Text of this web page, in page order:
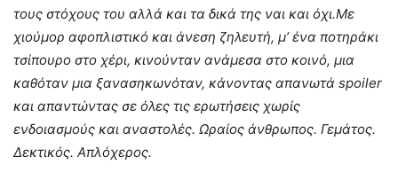
τους στόχους του αλλά και τα δικά της ναι και όχι.Με
χιούμορ αφοπλιστικό και άνεση ζηλευτή, μ’ ένα ποτηράκι
τσίπουρο στο χέρι, κινούνταν ανάμεσα στο κοινό, μια
καθόταν μια ξανασηκωνόταν, κάνοντας απανωτά spoiler
και απαντώντας σε όλες τις ερωτήσεις χωρίς
ενδοιασμούς και αναστολές. Ωραίος άνθρωπος. Γεμάτος.
Δεκτικός. Απλόχερος.